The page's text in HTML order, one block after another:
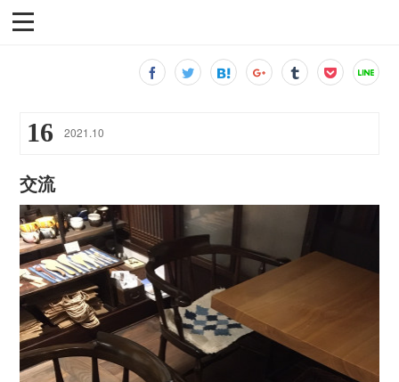
16 2021 .10
交流